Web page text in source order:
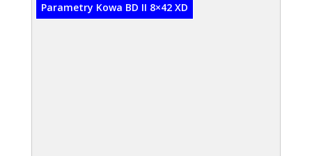
Parametry Kowa BD II 8×42 XD